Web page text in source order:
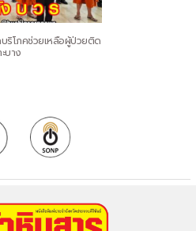
ริโภคช่วยเหลือผู้ป่วยติด
บาง